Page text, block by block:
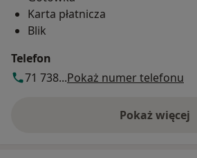
Karta płatnicza
Blik
Telefon
71 738...Pokaż numer telefonu
Pokaż więcej
o adresie